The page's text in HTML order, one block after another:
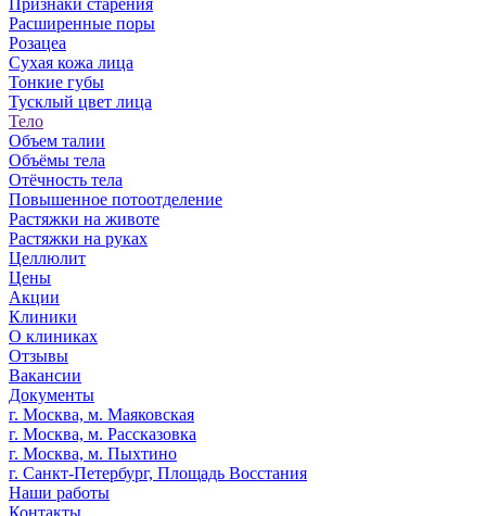
Признаки старения
Расширенные поры
Розацеа
Сухая кожа лица
Тонкие губы
Тусклый цвет лица
Тело
Объем талии
Объёмы тела
Отёчность тела
Повышенное потоотделение
Растяжки на животе
Растяжки на руках
Целлюлит
Цены
Акции
Клиники
О клиниках
Отзывы
Вакансии
Документы
г. Москва, м. Маяковская
г. Москва, м. Рассказовка
г. Москва, м. Пыхтино
г. Санкт-Петербург, Площадь Восстания
Наши работы
Контакты